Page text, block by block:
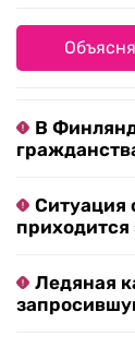
В
Ситуация
приходится
Ледяная